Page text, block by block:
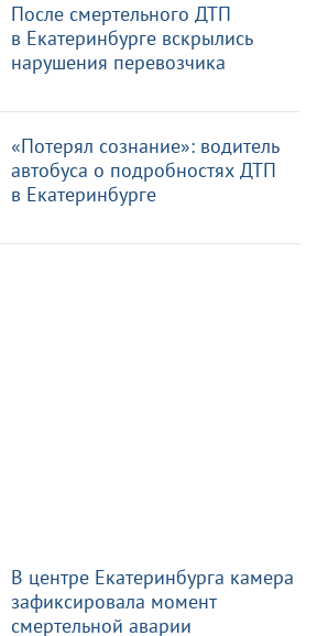
После смертельного ДТП
в Екатеринбурге вскрылись
нарушения перевозчика
«Потерял сознание»: водитель
автобуса о подробностях ДТП
в Екатеринбурге
В центре Екатеринбурга камера
зафиксировала момент
смертельной аварии